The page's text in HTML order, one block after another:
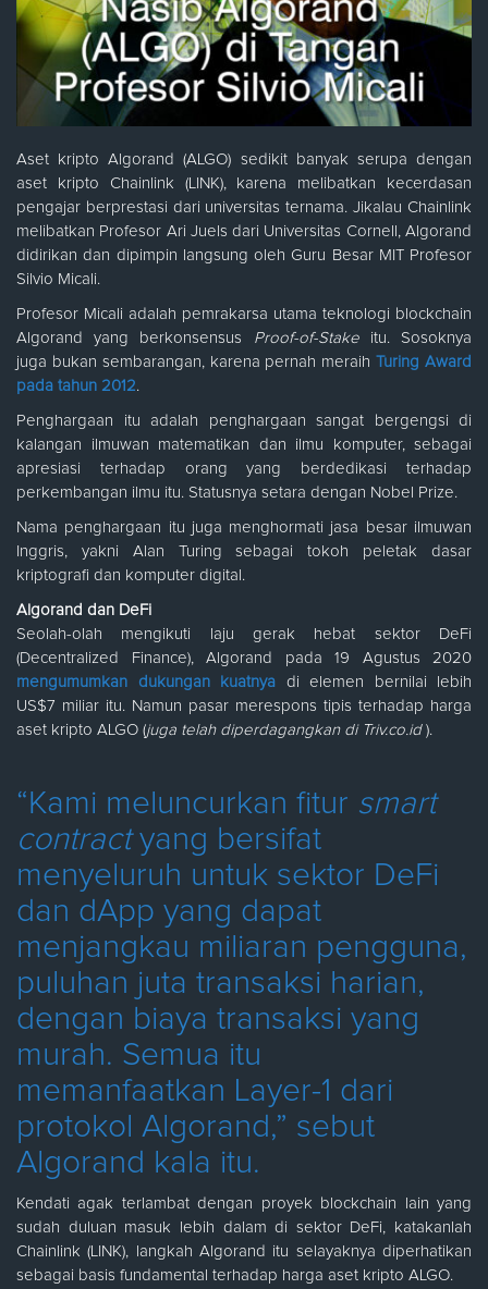
Aset kripto Algorand (ALGO) sedikit banyak serupa dengan
aset kripto Chainlink (LINK), karena melibatkan kecerdasan
pengajar berprestasi dari universitas ternama. Jikalau Chainlink
melibatkan Profesor Ari Juels dari Universitas Cornell, Algorand
didirikan dan dipimpin langsung oleh Guru Besar MIT Profesor
Silvio Micali.
Profesor Micali adalah pemrakarsa utama teknologi blockchain
Algorand yang berkonsensus Proof-of-Stakeitu. Sosoknya
juga bukan sembarangan, karena pernah meraihTuring Award
pada tahun 2012.
Penghargaan itu adalah penghargaan sangat bergengsi di
kalangan ilmuwan matematikan dan ilmu komputer, sebagai
apresiasi terhadap orang yang berdedikasi terhadap
perkembangan ilmu itu. Statusnya setara dengan Nobel Prize.
Nama penghargaan itu juga menghormati jasa besar ilmuwan
Inggris, yakni Alan Turing sebagai tokoh peletak dasar
kriptografi dan komputer digital.
Algorand dan DeFi
Seolah-olah mengikuti laju gerak hebat sektor DeFi
(Decentralized Finance), Algorand pada 19 Agustus 2020
mengumumkan dukungan kuatnya di elemen bernilai lebih
US$7 miliar itu. Namun pasar merespons tipis terhadap harga
aset kripto ALGO (juga telah diperdagangkan di Triv.co.id ).
“Kami meluncurkan fitur smart
contractyang bersifat
menyeluruh untuk sektor DeFi
dan dApp yang dapat
menjangkau miliaran pengguna,
puluhan juta transaksi harian,
dengan biaya transaksi yang
murah. Semua itu
memanfaatkan Layer-1 dari
protokol Algorand,” sebut
Algorand kala itu.
Kendati agak terlambat dengan proyek blockchain lain yang
sudah duluan masuk lebih dalam di sektor DeFi, katakanlah
Chainlink (LINK), langkah Algorand itu selayaknya diperhatikan
sebagai basis fundamental terhadap harga aset kripto ALGO.